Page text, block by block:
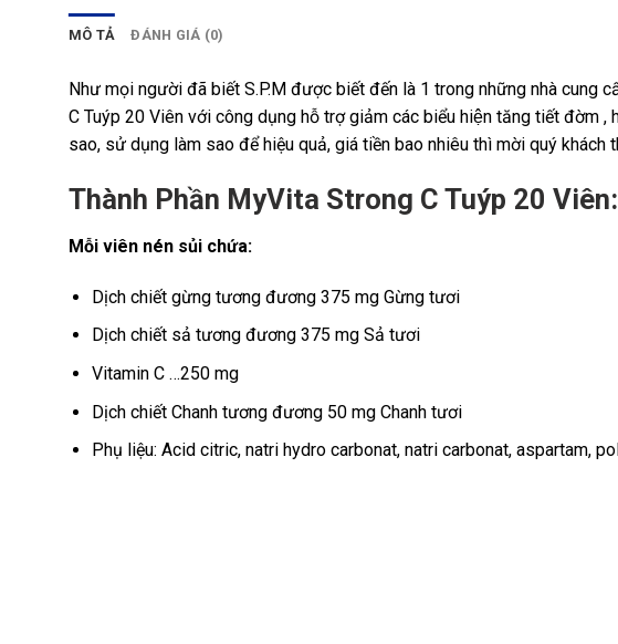
MÔ TẢ ĐÁNH GIÁ (0)
Như mọi người đã biết S.P.M được biết đến là 1 trong những nhà
C Tuýp 20 Viên với công dụng hỗ trợ giảm các biểu hiện tăng tiết đờm ,
sao, sử dụng làm sao để hiệu quả, giá tiền bao nhiêu thì mời quý khách
Thành Phần MyVita Strong C Tuýp 20 Viên:
Mỗi viên nén sủi chứa:
Dịch chiết gừng tương đương 375 mg Gừng tươi
Dịch chiết sả tương đương 375 mg Sả tươi
Vitamin C …250 mg
Dịch chiết Chanh tương đương 50 mg Chanh tươi
Phụ liệu: Acid citric, natri hydro carbonat, natri carbonat, aspartam,